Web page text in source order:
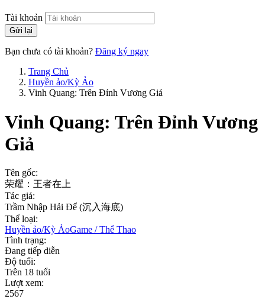
Tài khoản
Gửi lại
Bạn chưa có tài khoản? Đăng ký ngay
Trang Chủ
Huyền ảo/Kỳ Ảo
Vinh Quang: Trên Đỉnh Vương Giả
Vinh Quang: Trên Đỉnh Vương
Giả
Tên gốc:
荣耀：王者在上
Tác giả:
Trầm Nhập Hải Để (沉入海底)
Thể loại:
Huyền ảo/Kỳ ẢoGame / Thể Thao
Tình trạng:
Đang tiếp diễn
Độ tuổi:
Trên 18 tuổi
Lượt xem:
2567